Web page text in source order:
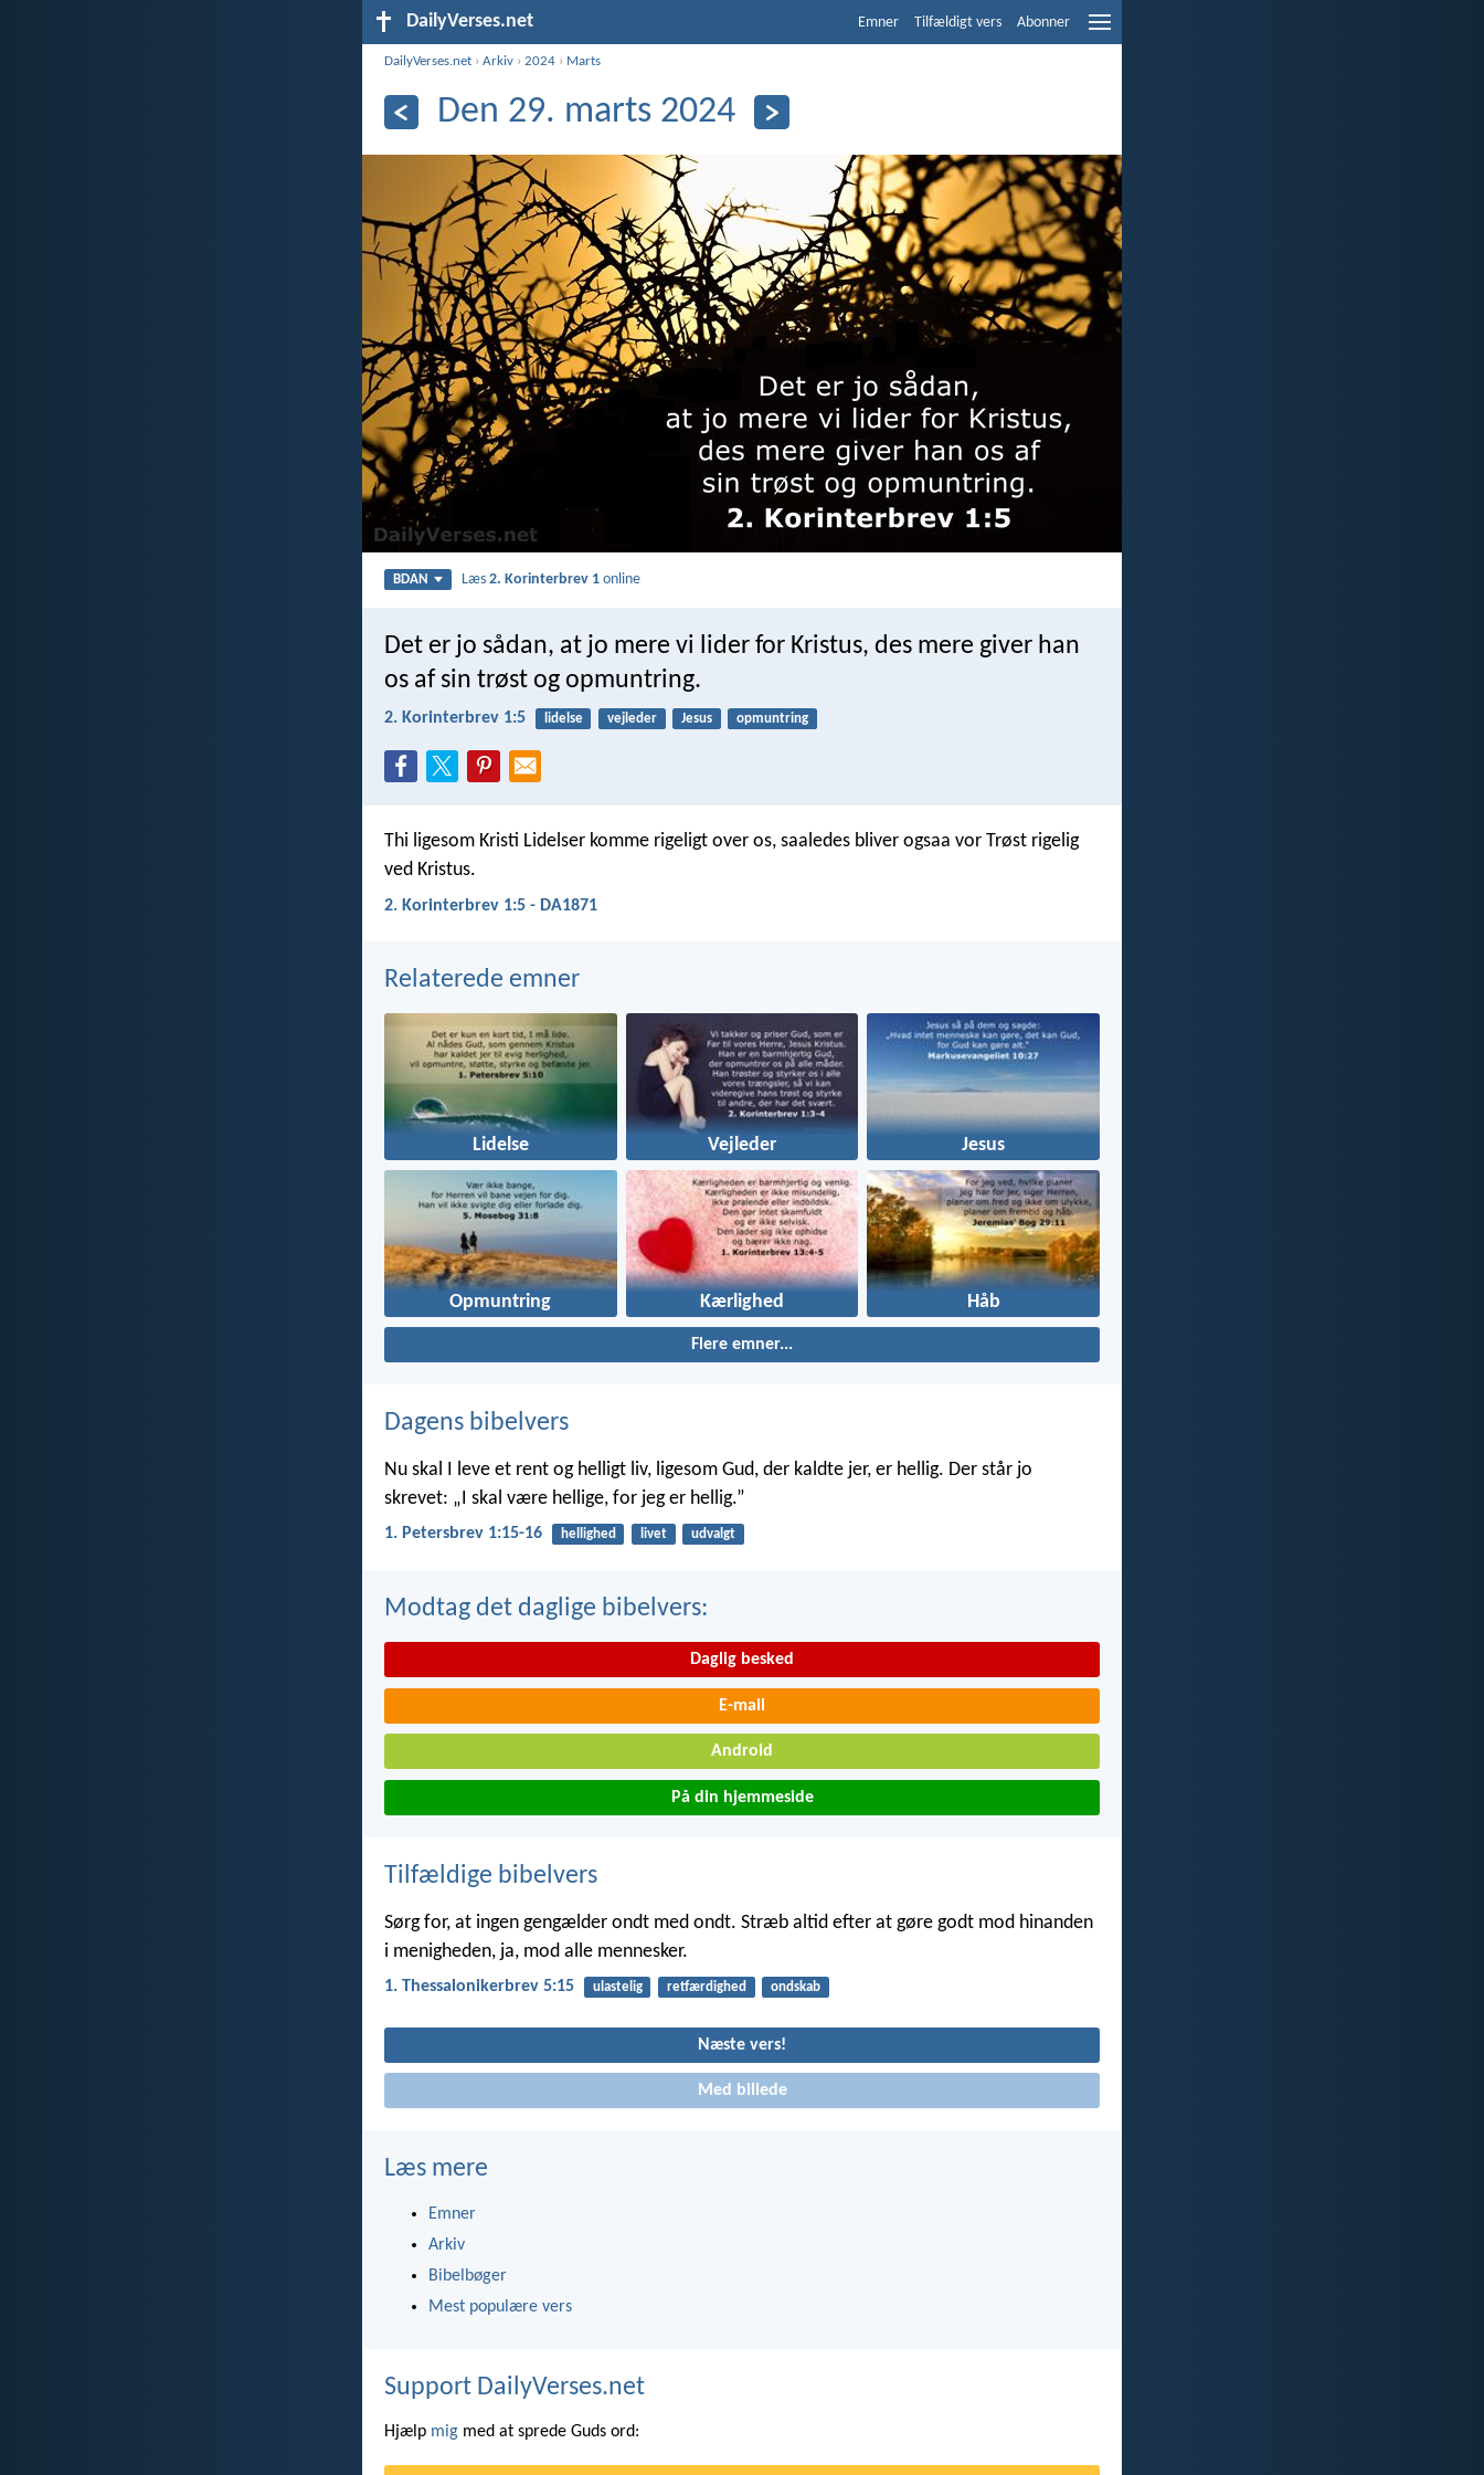
DailyVerses.net Emner Tilfældigt vers Abonner
DailyVerses.net ›Arkiv ›2024 › Marts
Den 29. marts 2024
BDAN Læs2. Korinterbrev 1 online
Det er jo sådan, at jo mere vi lider for Kristus, des mere giver han
os af sin trøst og opmuntring.
2. Korinterbrev 1:5 lidelse vejleder Jesus opmuntring
Thi ligesom Kristi Lidelser komme rigeligt over os, saaledes bliver ogsaa vor Trøst rigelig
ved Kristus.
2. Korinterbrev 1:5 - DA1871
Relaterede emner
Lidelse Vejleder Jesus
Opmuntring Kærlighed Håb
Flere emner...
Dagens bibelvers
Nu skal I leve et rent og helligt liv, ligesom Gud, der kaldte jer, er hellig. Der står jo
skrevet: „I skal være hellige, for jeg er hellig.”
1. Petersbrev 1:15-16 hellighed livet udvalgt
Modtag det daglige bibelvers:
Daglig besked
E-mail
Android
På din hjemmeside
Tilfældige bibelvers
Sørg for, at ingen gengælder ondt med ondt. Stræb altid efter at gøre godt mod hinanden
i menigheden, ja, mod alle mennesker.
1. Thessalonikerbrev 5:15 ulastelig retfærdighed ondskab
Næste vers!
Med billede
Læs mere
Emner
Arkiv
Bibelbøger
Mest populære vers
Support DailyVerses.net
Hjælp mig med at sprede Guds ord: